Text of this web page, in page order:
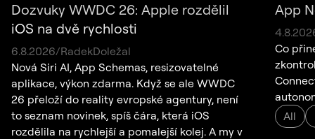
Dozvuky WWDC 26: Apple rozdělil
iOS na dvě rychlosti
6.8.2026/RadekDoležal
Nová Siri AI, App Schemas, resizovatelné
aplikace, výkon zdarma. Když se ale WWDC
26 přeloží do reality evropské agentury, není
to seznam novinek, spíš čára, která iOS
rozdělila na rychlejší a pomalejší kolej. A my v
App
4.8.
Co
All